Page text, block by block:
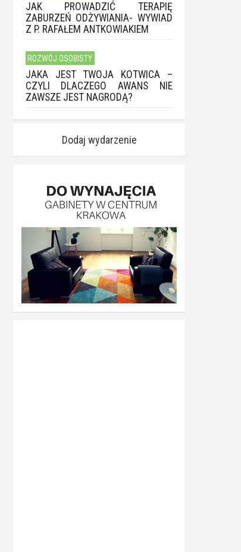
JAK PROWADZIĆ TERAPIĘ
ZABURZEŃ ODŻYWIANIA- WYWIAD
Z P. RAFAŁEM ANTKOWIAKIEM
ROZWÓJ OSOBISTY
JAKA JEST TWOJA KOTWICA –
CZYLI DLACZEGO AWANS NIE
ZAWSZE JEST NAGRODĄ?
Dodaj wydarzenie